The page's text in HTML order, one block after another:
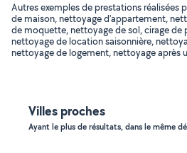
Autres exemples de prestations réalisées
de maison, nettoyage d'appartement,
de moquette, nettoyage de sol, cirage de
nettoyage de location saisonnière,
nettoyage de logement, nettoyage après
Villes proches
Ayant le plus de résultats, dans le même